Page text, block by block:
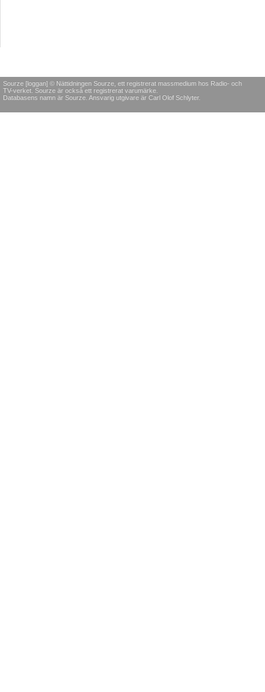
Sourze [loggan] © Nättidningen Sourze, ett registrerat massmedium hos Radio- och
TV-verket. Sourze är också ett registrerat varumärke.
Databasens namn är Sourze. Ansvarig utgivare är Carl Olof Schlyter.